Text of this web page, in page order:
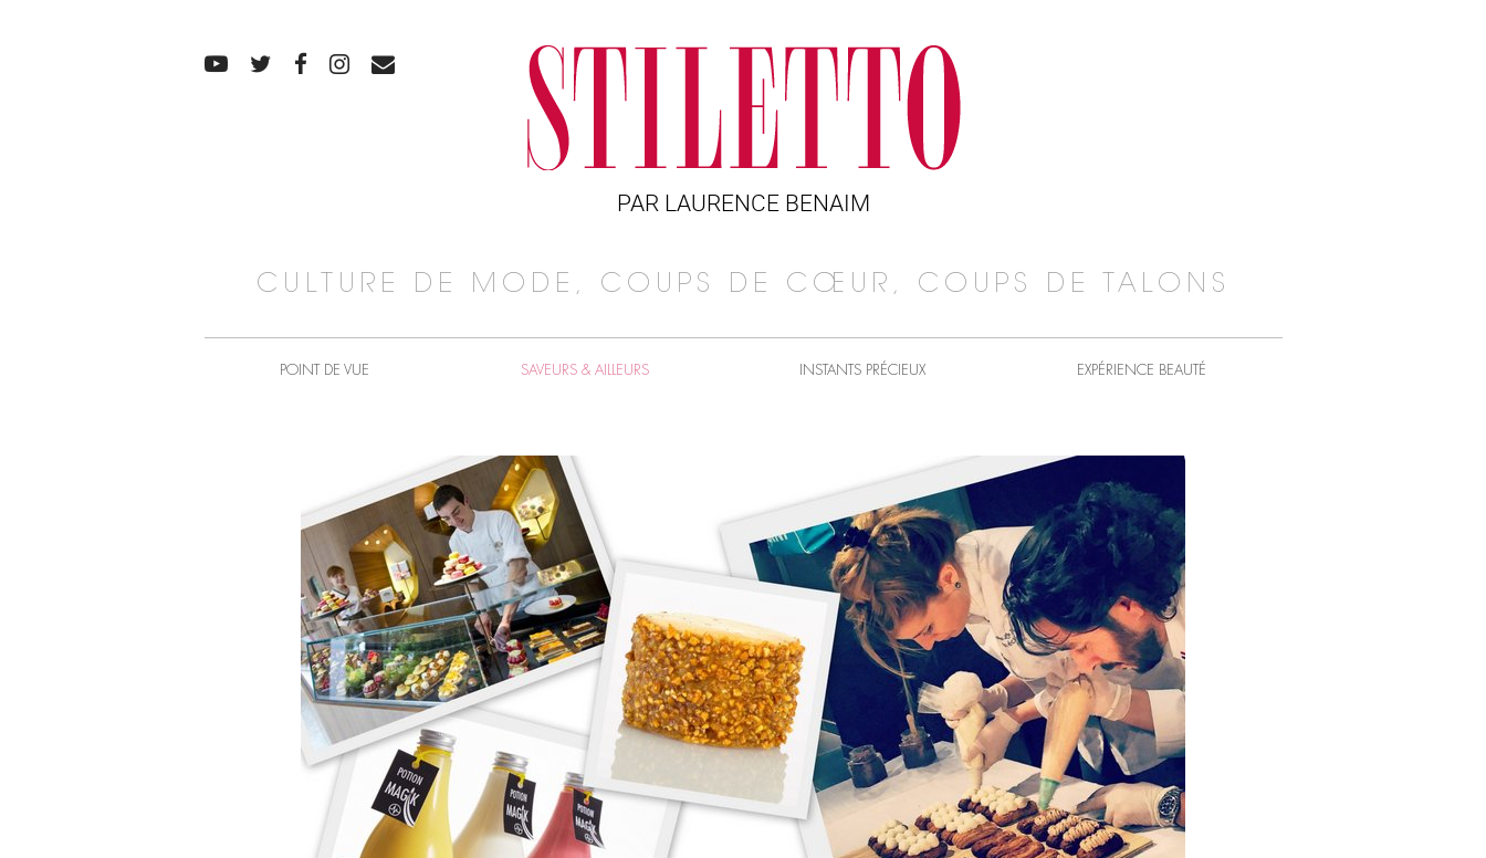
PAR LAURENCE BENAIM
CULTURE DE MODE, COUPS DE CŒUR, COUPS DE TALONS
POINT DE VUE SAVEURS & AILLEURS INSTANTS PRÉCIEUX EXPÉRIENCE BEAUTÉ